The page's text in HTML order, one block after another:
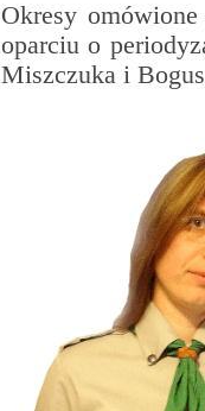
Okresy
oparciu o
Miszczuka i